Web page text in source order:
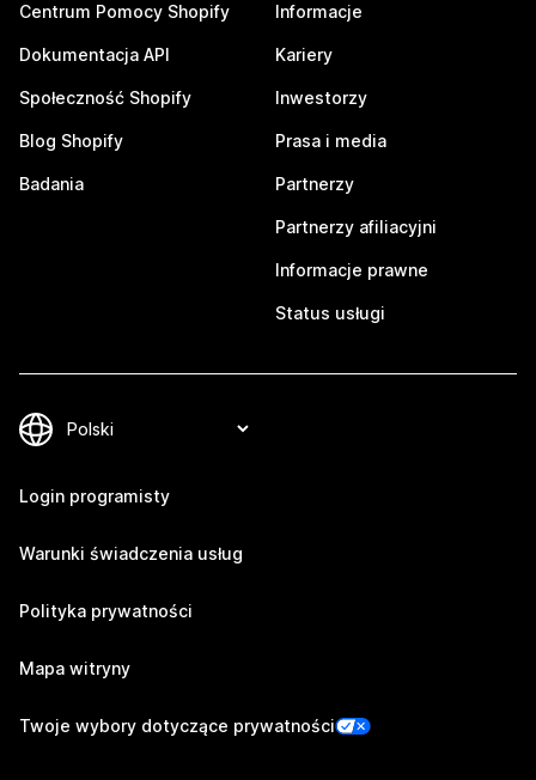
Centrum Pomocy Shopify
Dokumentacja API
Społeczność Shopify
Blog Shopify
Badania
Informacje
Kariery
Inwestorzy
Prasa i media
Partnerzy
Partnerzy afiliacyjni
Informacje prawne
Status usługi
Login programisty
Warunki świadczenia usług
Polityka prywatności
Mapa witryny
Twoje wybory dotyczące prywatności